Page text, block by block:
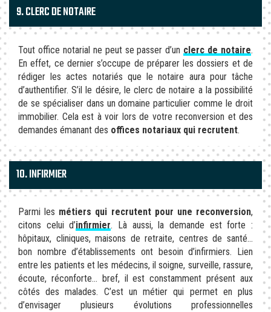
9. CLERC DE NOTAIRE
Tout office notarial ne peut se passer d’un clerc de notaire.
En effet, ce dernier s’occupe de préparer les dossiers et de
rédiger les actes notariés que le notaire aura pour tâche
d’authentifier. S’il le désire, le clerc de notaire a la possibilité
de se spécialiser dans un domaine particulier comme le droit
immobilier. Cela est à voir lors de votre reconversion et des
demandes émanant des offices notariaux qui recrutent.
10. INFIRMIER
Parmi les métiers qui recrutent pour une reconversion,
citons celui d’infirmier. Là aussi, la demande est forte :
hôpitaux, cliniques, maisons de retraite, centres de santé…
bon nombre d’établissements ont besoin d’infirmiers. Lien
entre les patients et les médecins, il soigne, surveille, rassure,
écoute, réconforte… bref, il est constamment présent aux
côtés des malades. C’est un métier qui permet en plus
d’envisager plusieurs évolutions professionnelles